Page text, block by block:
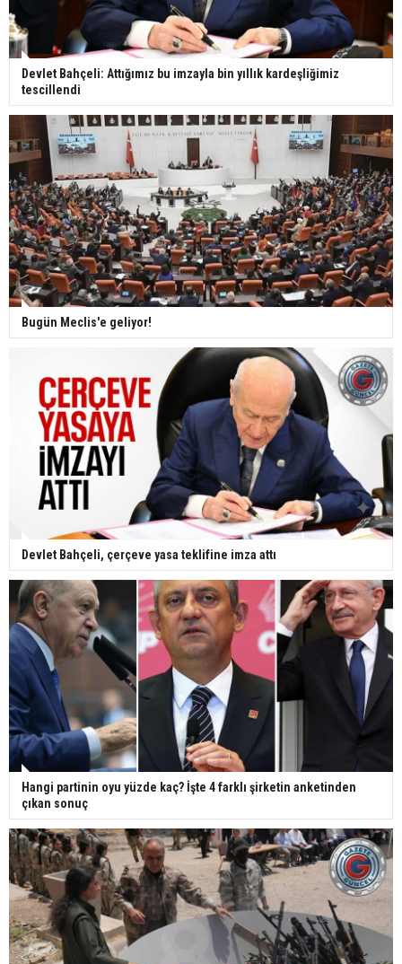
Devlet Bahçeli: Attığımız bu imzayla bin yıllık kardeşliğimiz
tescillendi
Bugün Meclis'e geliyor!
Devlet Bahçeli, çerçeve yasa teklifine imza attı
Hangi partinin oyu yüzde kaç? İşte 4 farklı şirketin anketinden
çıkan sonuç